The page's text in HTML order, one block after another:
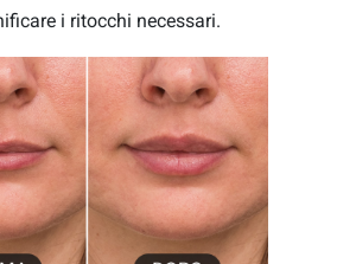
i ritocchi necessari.